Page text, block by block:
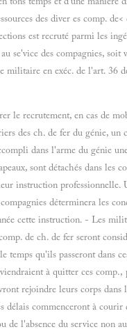
des diver es comp.
est recruté parmi les
se'vice des compagnies,
militaire en exéc. de l'art. 36
le recrutement, en cas de
des ch. de fer du génie, un
dans l'arme du génie
sont détachés dans les
instruction professionnelle.
déterminera les
cette instruction. - Les
de ch. de fer seront
temps qu'ils passeront dans
à quitter ces comp.,
rejoindre leurs corps dans
délais commenceront à
de l'absence du service non